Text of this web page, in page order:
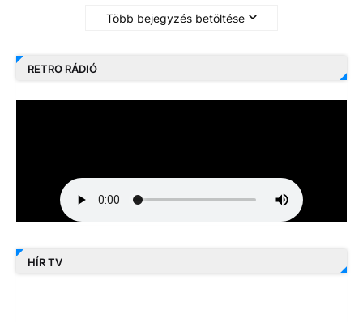
Több bejegyzés betöltése
RETRO RÁDIÓ
HÍR TV